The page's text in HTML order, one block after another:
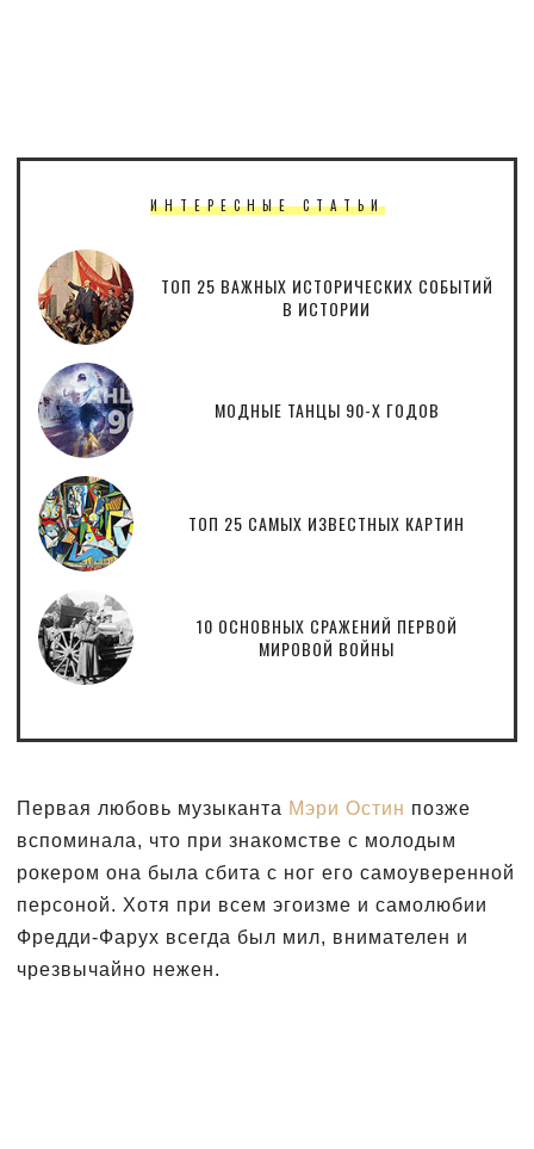
ИНТЕРЕСНЫЕ СТАТЬИ
ТОП 25 ВАЖНЫХ ИСТОРИЧЕСКИХ СОБЫТИЙ
В ИСТОРИИ
МОДНЫЕ ТАНЦЫ 90-Х ГОДОВ
ТОП 25 САМЫХ ИЗВЕСТНЫХ КАРТИН
10 ОСНОВНЫХ СРАЖЕНИЙ ПЕРВОЙ
МИРОВОЙ ВОЙНЫ
Первая любовь музыканта Мэри Остин позже
вспоминала, что при знакомстве с молодым
рокером она была сбита с ног его самоуверенной
персоной. Хотя при всем эгоизме и самолюбии
Фредди-Фарух всегда был мил, внимателен и
чрезвычайно нежен.